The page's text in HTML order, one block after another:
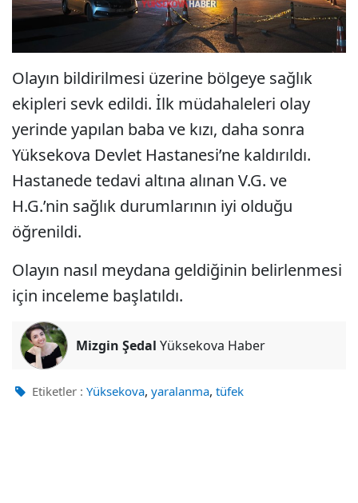
Olayın bildirilmesi üzerine bölgeye sağlık
ekipleri sevk edildi. İlk müdahaleleri olay
yerinde yapılan baba ve kızı, daha sonra
Yüksekova Devlet Hastanesi’ne kaldırıldı.
Hastanede tedavi altına alınan V.G. ve
H.G.’nin sağlık durumlarının iyi olduğu
öğrenildi.
Olayın nasıl meydana geldiğinin belirlenmesi
için inceleme başlatıldı.
Mizgin Şedal Yüksekova Haber
Etiketler : Yüksekova, yaralanma, tüfek